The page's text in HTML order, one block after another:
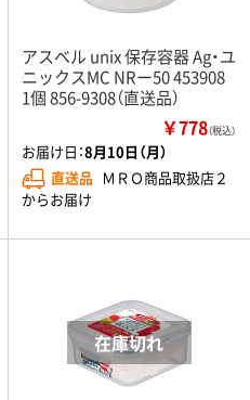
アスベル unix 保存容器 Ag・ユ
ニックスMC NRー50 453908
1個 856-9308（直送品）
￥778（税込）
お届け日：8月10日（月）
直送品 ＭＲＯ商品取扱店２
からお届け